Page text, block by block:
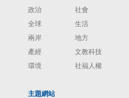
政治
社會
全球
生活
兩岸
地方
產經
文教科技
環境
社福人權
主題網站